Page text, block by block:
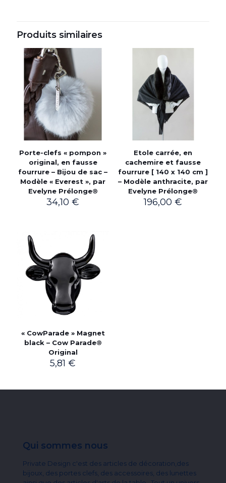
Produits similaires
Porte-clefs « pompon »
original, en fausse
fourrure – Bijou de sac –
Modèle « Everest », par
Evelyne Prélonge®
34,10€
Etole carrée, en
cachemire et fausse
fourrure [ 140 x 140 cm ]
– Modèle anthracite, par
Evelyne Prélonge®
196,00€
« CowParade » Magnet
black – Cow Parade®
Original
5,81€
Qui sommes nous
Private Design c'est des articles de décoration,des
bijoux, des portes clefs, des accessoires, des lunettes